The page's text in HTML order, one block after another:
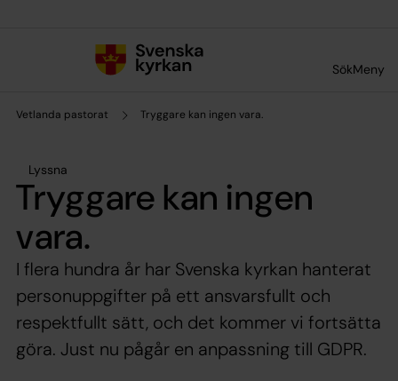
SökMeny
Vetlanda pastorat Tryggare kan ingen vara.
Lyssna
Tryggare kan ingen
vara.
I flera hundra år har Svenska kyrkan hanterat
personuppgifter på ett ansvarsfullt och
respektfullt sätt, och det kommer vi fortsätta
göra. Just nu pågår en anpassning till GDPR.